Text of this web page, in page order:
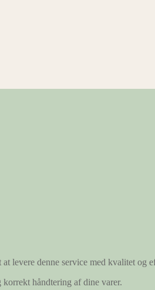
levere denne service med kvalitet og
håndtering af dine varer.